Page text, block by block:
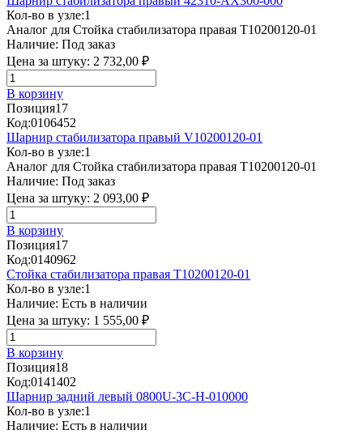
Кол-во в узле:1
Аналог для Стойка стабилизатора правая T10200120-01
Наличие: Под заказ
Цена за штуку: 2 732,00 ₽
В корзину
Позиция17
Код:0106452
Шарнир стабилизатора правый V10200120-01
Кол-во в узле:1
Аналог для Стойка стабилизатора правая T10200120-01
Наличие: Под заказ
Цена за штуку: 2 093,00 ₽
В корзину
Позиция17
Код:0140962
Стойка стабилизатора правая T10200120-01
Кол-во в узле:1
Наличие: Есть в наличии
Цена за штуку: 1 555,00 ₽
В корзину
Позиция18
Код:0141402
Шарнир задний левый 0800U-3C-H-010000
Кол-во в узле:1
Наличие: Есть в наличии